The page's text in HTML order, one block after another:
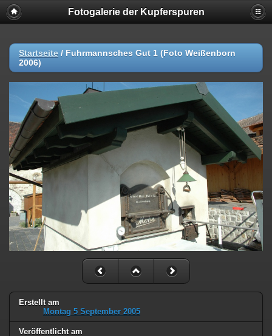
Fotogalerie der Kupferspuren
Startseite / Fuhrmannsches Gut 1 (Foto Weißenborn
2006)
Erstellt am
Montag 5 September 2005
Veröffentlicht am